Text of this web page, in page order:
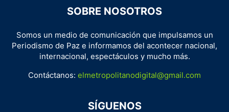
SOBRE NOSOTROS
Somos un medio de comunicación que impulsamos un
Periodismo de Paz e informamos del acontecer nacional,
internacional, espectáculos y mucho más.
Contáctanos: elmetropolitanodigital@gmail.com
SÍGUENOS